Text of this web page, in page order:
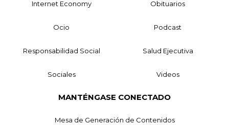
Internet Economy Obituarios
Ocio Podcast
Responsabilidad Social Salud Ejecutiva
Sociales Videos
MANTÉNGASE CONECTADO
Mesa de Generación de Contenidos